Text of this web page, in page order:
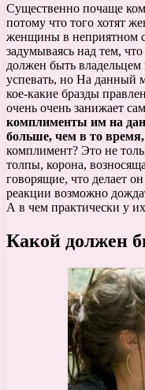
Существенно почаще
потому что того хотят
женщины в неприятном
задумываясь над тем,
должен быть владельцем
успевать, но На данный
кое-какие бразды
очень очень занижает
комплименты им на
больше, чем в то
комплимент? Это не
толпы, корона,
говорящие, что делает
реакции возможно
А в чем практически у
Какой должен